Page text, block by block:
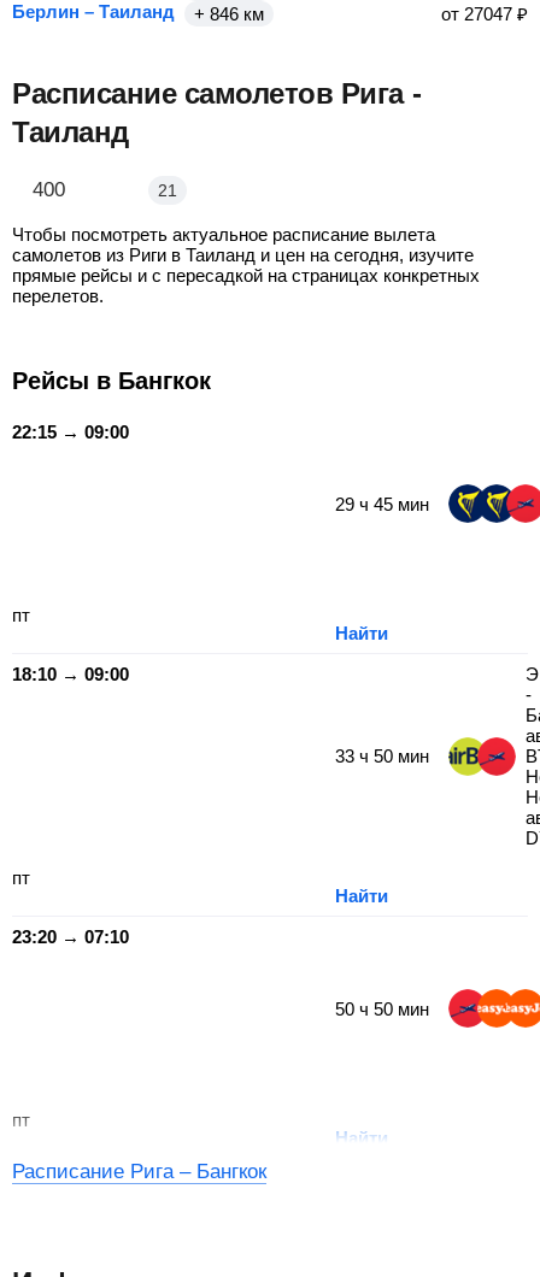
Берлин – Таиланд
+ 846 км от 27047 ₽
Расписание самолетов Рига -
Таиланд
Рига - Бангкок
400 21
Чтобы посмотреть актуальное расписание вылета
самолетов из Риги в Таиланд и цен на сегодня, изучите
прямые рейсы и с пересадкой на страницах конкретных
перелетов.
Рейсы в Бангкок
22:15 → 09:00
29 ч 45 мин
пт
Найти
18:10 → 09:00
33 ч 50 мин
-
пт
Найти
23:20 → 07:10
50 ч 50 мин
пт
Найти
Расписание Рига – Бангкок